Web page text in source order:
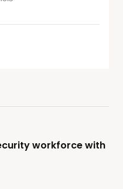
workforce with